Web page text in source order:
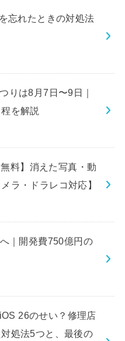
忘れたときの対処法
りは8月7日〜9日｜
を解説
料】消えた写真・動
ラ・ドラレコ対応】
｜開発費750億円の
26のせい？修理店
処法5つと、最後の